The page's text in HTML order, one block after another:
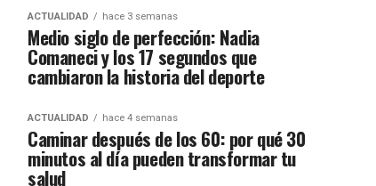
ACTUALIDAD hace 3 semanas
Medio siglo de perfección: Nadia
Comaneci y los 17 segundos que
cambiaron la historia del deporte
ACTUALIDAD hace 4 semanas
Caminar después de los 60: por qué 30
minutos al día pueden transformar tu
salud